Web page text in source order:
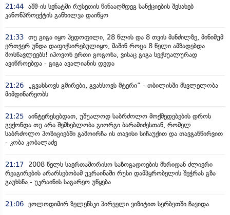
21:44 აშშ-ის სენატში რუსეთის წინააღმდეგ სანქციების შესახებ
კანონპროექტის განხილვა დაიწყო
21:33 თუ გიგა იყო პედოფილი, 28 წლის და 8 თვის მანძილზე, მინიმუმ
ერთჯერ უნდა დაფიქსირებულიყო, მაშინ როცა 8 წელი ამზადებდა
მოსწავლეებს! იპოვონ ერთი გოგონა, ვისაც გიგა სექსუალურად
ავიწროებდა - გიგა ავალიანის დედა
21:26
„გვახსოვს გმირები, გვახსოვს მტერი” - თბილისში მსვლელობა
მიმდინარეობს
21:25 აინტერესებდათ, უშუალოდ საბრძოლო მოქმედებების დროს
გვქონდა თუ არა შემხებლობა გიორგი ბარამიძესთან, რომელ
საბრძოლო პოზიციებში გამოირჩა ის თავისი სიჩაუქით და თავგანწირვით
- კობა კობალაძე
21:17
2008 წელს საერთაშორისო საზოგადოების მხრიდან ძლიერი
რეაგირების არარსებობამ უკრაინაში რუსი დამპყრობელის შეჭრას გზა
გაუხსნა - უკრაინის საგარეო უწყება
21:06 ვოლოდიმირ ზელენსკი პირველი ვიზიტით სერბეთში ჩავიდა